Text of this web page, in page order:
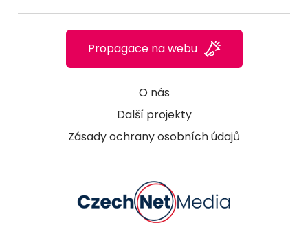
O nás
Další projekty
Zásady ochrany osobních údajů
Propagace na webu